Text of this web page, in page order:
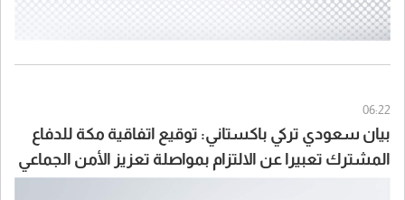
06:22
بيان سعودي تركي باكستاني: توقيع اتفاقية مكة للدفاع
المشترك تعبيرا عن الالتزام بمواصلة تعزيز الأمن الجماعي